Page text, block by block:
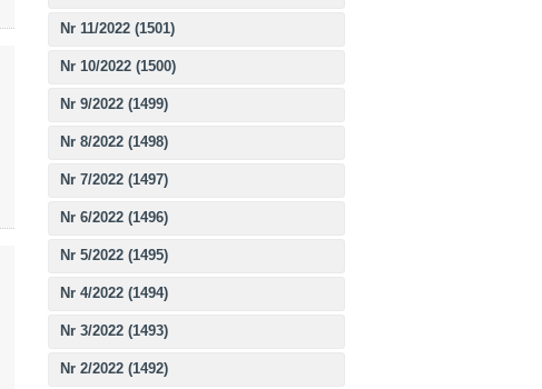
Nr 11/2022 (1501)
Nr 10/2022 (1500)
Nr 9/2022 (1499)
Nr 8/2022 (1498)
Nr 7/2022 (1497)
Nr 6/2022 (1496)
Nr 5/2022 (1495)
Nr 4/2022 (1494)
Nr 3/2022 (1493)
Nr 2/2022 (1492)